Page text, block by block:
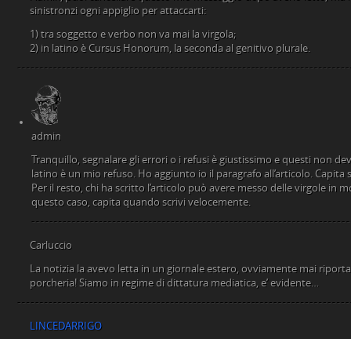
sinistronzi ogni appiglio per attaccarti:
1) tra soggetto e verbo non va mai la virgola;
2) in latino è Cursus Honorum, la seconda al genitivo plurale.
admin
Tranquillo, segnalare gli errori o i refusi è giustissimo e questi non
latino è un mio refuso. Ho aggiunto io il paragrafo all’articolo. Capita
Per il resto, chi ha scritto l’articolo può avere messo delle virgole in
questo caso, capita quando scrivi velocemente.
Carluccio
La notizia la avevo letta in un giornale estero, ovviamente mai
porcheria! Siamo in regime di dittatura mediatica, e’ evidente…
LINCEDARRIGO